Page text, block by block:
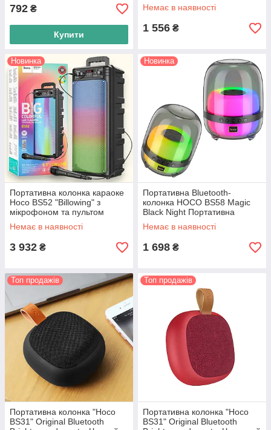
792 ₴
Купити
Немає в наявності
1 556 ₴
Новинка
Портативна колонка караоке
Hoco BS52 "Billowing" з
мікрофоном та пультом
управління, чорна
Немає в наявності
3 932 ₴
Новинка
Портативна Bluetooth-
колонка HOCO BS58 Magic
Black Night Портативна
акустика, чорна
Немає в наявності
1 698 ₴
Топ продажів
Портативна колонка "Hoco
BS31" Original Bluetooth
Топ продажів
Портативна колонка "Hoco
BS31" Original Bluetooth